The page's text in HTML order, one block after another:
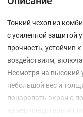
Тонкий чехол из
с усиленной защитой
прочность, устойчив
воздействиям,
Несмотря на высокий
небольшой вес и
поцарапать экран о
камер предотвратит